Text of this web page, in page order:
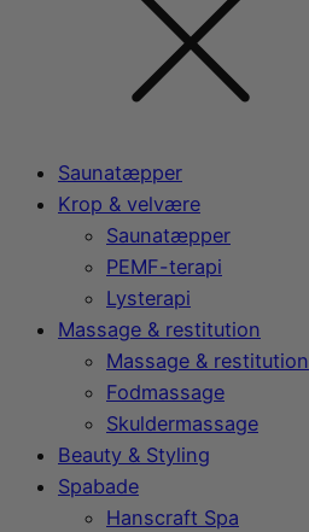
Saunatæpper
Krop & velvære
Saunatæpper
PEMF-terapi
Lysterapi
Massage & restitution
Massage & restitution
Fodmassage
Skuldermassage
Beauty & Styling
Spabade
Hanscraft Spa